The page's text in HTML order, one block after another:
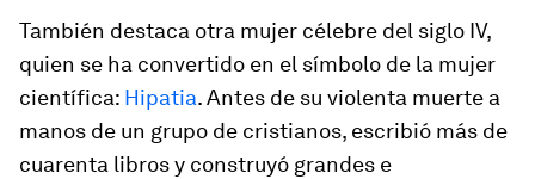
También destaca otra mujer célebre del siglo IV,
quien se ha convertido en el símbolo de la mujer
científica: Hipatia. Antes de su violenta muerte a
manos de un grupo de cristianos, escribió más de
cuarenta libros y construyó grandes e